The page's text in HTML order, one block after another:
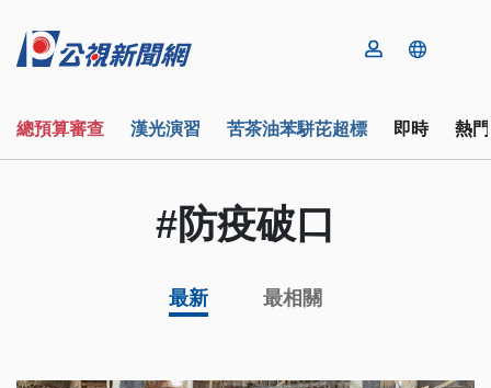
總預算審查 漢光演習 苦茶油苯駢芘超標 即時 熱
#防疫破口
最新 最相關